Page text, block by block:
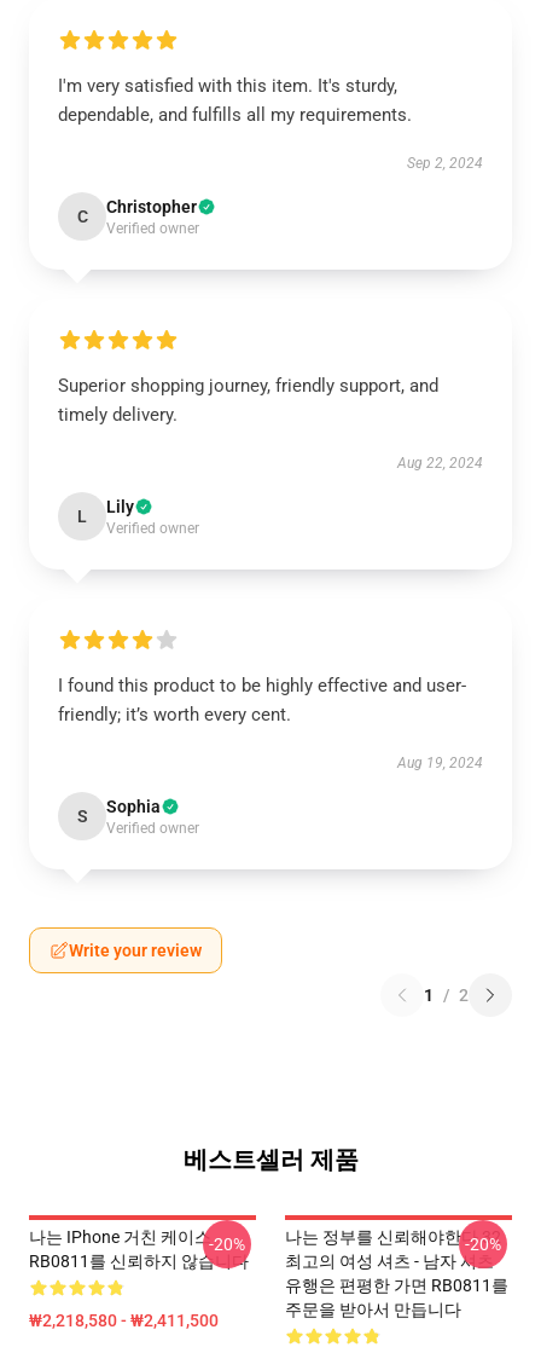
I'm very satisfied with this item. It's sturdy,
dependable, and fulfills all my requirements.
Sep 2, 2024
C Christopher
Verified owner
Superior shopping journey, friendly support, and
timely delivery.
Aug 22, 2024
L Lily
Verified owner
I found this product to be highly effective and user-
friendly; it’s worth every cent.
Aug 19, 2024
S Sophia
Verified owner
Write your review
1 / 2
베스트셀러 제품
나는 IPhone 거친 케이스
RB0811를 신뢰하지 않습니다
₩2,218,580 - ₩2,411,500
-20%
나는 정부를 신뢰해야한다 32
최고의 여성 셔츠 - 남자 셔츠
유행은 편평한 가면 RB0811를
주문을 받아서 만듭니다
-20%